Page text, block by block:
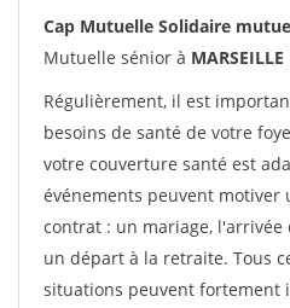
Cap Mutuelle Solidaire
Mutuelle sénior à MARSEILLE
Régulièrement, il est
besoins de santé de votre
votre couverture santé est
événements peuvent motiver
contrat : un mariage,
un départ à la retraite. Tous
situations peuvent fortement